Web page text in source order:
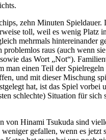
zehn Minuten Spieldauer.
toll, weil es wenig Platz
mehrmals hintereinander
raus (auch wenn
das Wort „Not“).
einen Teil der
und mit dieser Mischung
hat, ist das Spiel vorbei
schlechte) Situation für
Hinami Tsukuda sind
gefallen, wenn es jetzt